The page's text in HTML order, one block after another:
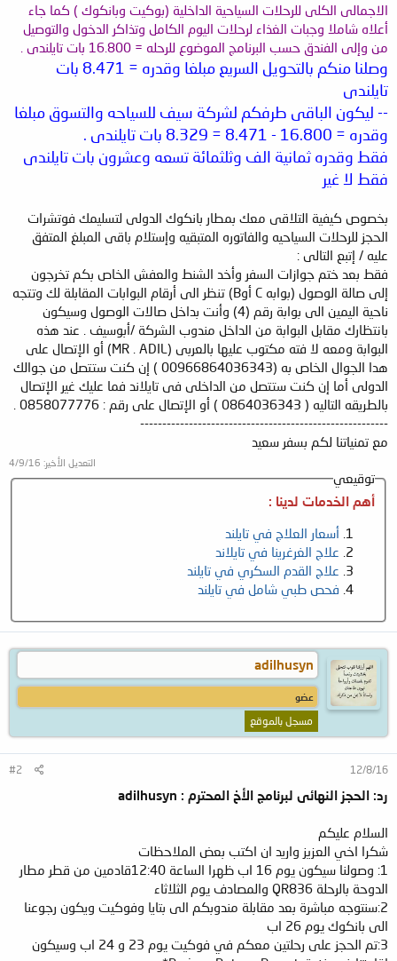
الاجمالى الكلى للرحلات السياحية الداخلية (بوكيت وبانكوك ) كما جاء
أعلاه شاملا وجبات الغذاء لرحلات اليوم الكامل وتذاكر الدخول والتوصيل
من وإلى الفندق حسب البرنامج الموضوع للرحله = 16.800 بات تايلندى .
وصلنا منكم بالتحويل السريع مبلغا وقدره = 8.471 بات
تايلندى
-- ليكون الباقى طرفكم لشركة سيف للسياحه والتسوق مبلغا
وقدره = 16.800 - 8.471 = 8.329 بات تايلندى .
فقط وقدره ثمانية الف وثلثمائة تسعه وعشرون بات تايلندى
فقط لا غير
بخصوص كيفية التلاقى معك بمطار بانكوك الدولى لتسليمك فوتشرات
الحجز للرحلات السياحيه والفاتوره المتبقيه وإستلام باقى المبلغ المتفق
عليه / إتبع التالى :
فقط بعد ختم جوازات السفر وأخد الشنط والعفش الخاص بكم تخرجون
إلى صالة الوصول (بوابه C أوB) تنظر الى أرقام البوابات المقابلة لك وتتجه
ناحية اليمين الى بوابة رقم (4) وأنت بداخل صالات الوصول وسيكون
بانتظارك مقابل البوابة من الداخل مندوب الشركة /أبوسيف . عند هذه
البوابة ومعه لا فته مكتوب عليها بالعربى (MR . ADIL) أو الإتصال على
هدا الجوال الخاص به (00966864036343 ) إن كنت ستتصل من جوالك
الدولى أما إن كنت ستتصل من الداخلى فى تايلاند فما عليك غير الإتصال
بالطريقه التاليه ( 0864036343 ) أو الإتصال على رقم : 0858077776 .
--------------------------------------------------------
مع تمنياتنا لكم بسفر سعيد
التعديل الأخير: 4/9/16
توقيعي
أهم الخدمات لدينا :
أسعار العلاج في تايلند
علاج الغرغرينا في تايلاند
علاج القدم السكري في تايلند
فحص طبي شامل في تايلند
adilhusyn
عضو
مسجل بالموقع
12/8/16
#2
رد: الحجز النهائى لبرنامج الأخ المحترم : adilhusyn
السلام عليكم
شكرا اخي العزيز واريد ان اكتب بعض الملاحظات
1: وصولنا سيكون يوم 16 اب ظهرا الساعة 12:40قادمين من قطر مطار
الدوحة بالرحلة QR836 والمصادف يوم الثلاثاء
2:سنتوجه مباشرة بعد مقابلة مندوبكم الى بتايا وفوكيت ويكون رجوعنا
الى بانكوك يوم 26 اب
3:تم الحجز على رحلتين معكم في فوكيت يوم 23 و 24 اب وسيكون